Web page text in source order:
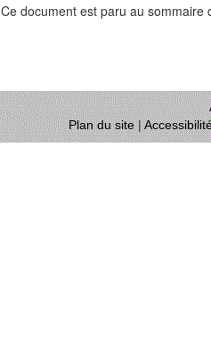
Ce document est paru au sommaire
Plan du site|